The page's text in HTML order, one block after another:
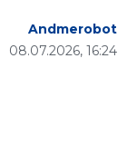
08.07.2026, 16:24
Andmerobot